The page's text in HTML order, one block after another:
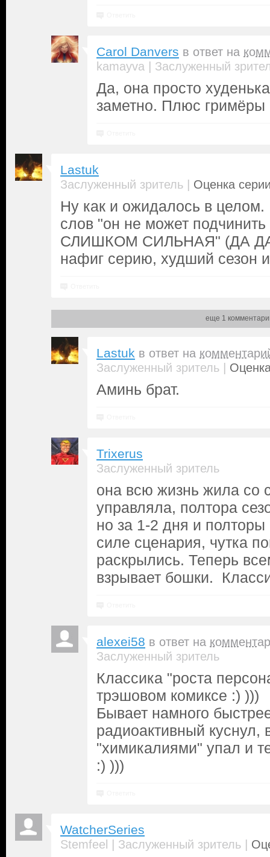
Carol Danvers в ответ на
kamayva | Заслуженный
Да, она просто
заметно. Плюс гримёры
Lastuk
Заслуженный зритель | Оценка
Ну как и ожидалось в
слов "он не может
СЛИШКОМ СИЛЬНАЯ" (ДА
нафиг серию, худший сезон
еще 1
Lastuk в ответ на
Заслуженный зритель |
Аминь брат.
Trixerus
Заслуженный зритель
она всю жизнь жила со
управляла, полтора
но за 1-2 дня и
силе сценария, чутка
раскрылись. Теперь
взрывает бошки.
alexei58 в ответ на
Заслуженный зритель
Классика "роста
трэшовом комиксе :) )))
Бывает намного
радиоактивный куснул,
"химикалиями" упал и
:) )))
WatcherSeries
Stemfeel | Заслуженный зритель |